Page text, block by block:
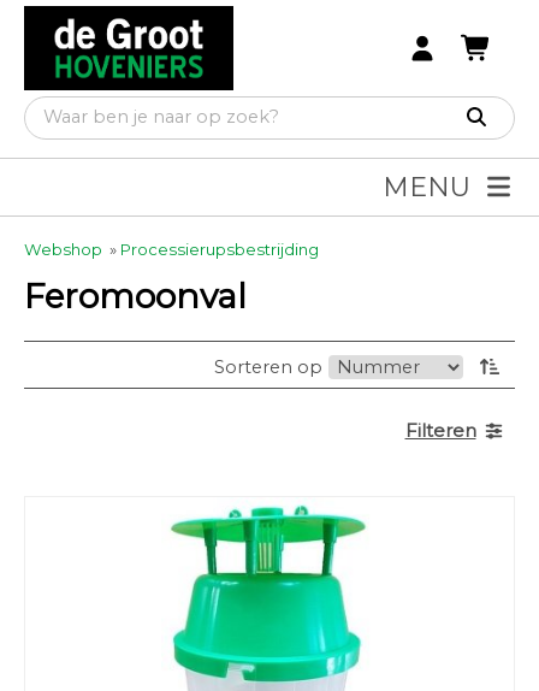
MENU
Webshop » Processierupsbestrijding
Feromoonval
Sorteren op
Filteren